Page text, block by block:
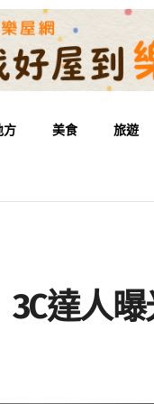
方 美食 旅遊
達人